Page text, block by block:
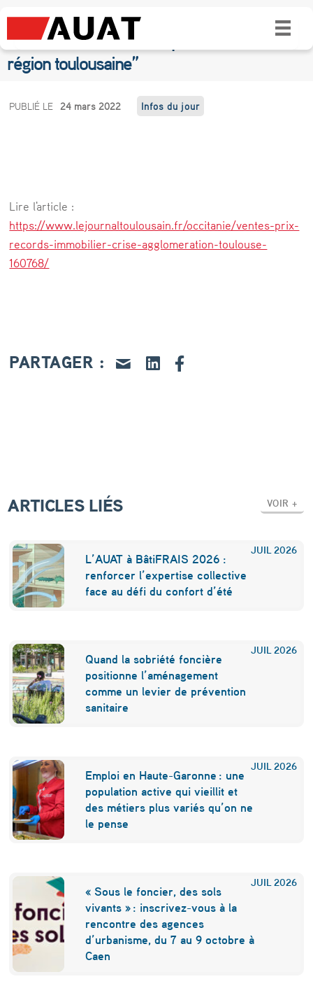
Des ventes et des prix records,
“l’immobilier ne connaît pas la crise en
région toulousaine”
D
e
n
t
e
d
x
e
c
o
d
s
,
“
’
i
m
m
i
l
i
PUBLIÉ LE 24 mars 2022 Infos du jour
Lire l'article :
https://www.lejournaltoulousain.fr/occitanie/ventes-prix-
records-immobilier-crise-agglomeration-toulouse-
160768/
PARTAGER :
ARTICLES LIÉS VOIR +
JUIL 2026
L’AUAT à BâtiFRAIS 2026 :
renforcer l’expertise collective
face au défi du confort d’été
JUIL 2026
Quand la sobriété foncière
positionne l’aménagement
comme un levier de prévention
sanitaire
JUIL 2026
Emploi en Haute-Garonne : une
population active qui vieillit et
des métiers plus variés qu’on ne
le pense
JUIL 2026
« Sous le foncier, des sols
vivants » : inscrivez-vous à la
rencontre des agences
d’urbanisme, du 7 au 9 octobre à
Caen